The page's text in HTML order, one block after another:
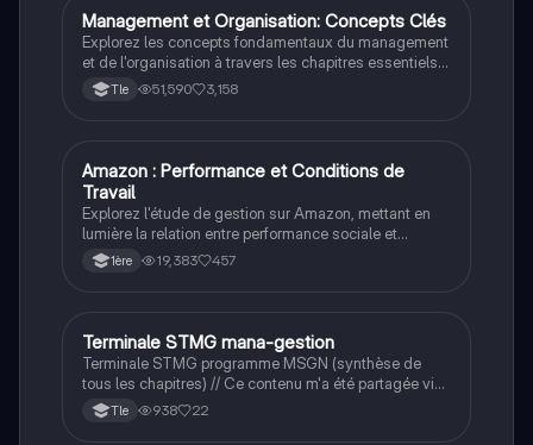
STMG
Management et Organisation: Concepts Clés
Explorez les concepts fondamentaux du management
et de l'organisation à travers les chapitres essentiels
du programme de terminale STMG. Ce résumé couvre
des thèmes tels que la stratégie d'entreprise, la
Idéal pour préparer le BAC et comprendre les enjeux
contemporains du management.
Tle 51,590 3,158
STMG
Amazon : Performance et Conditions de
Travail
Explorez l'étude de gestion sur Amazon, mettant en
lumière la relation entre performance sociale et
commerciale. Ce dossier aborde l'impact des
conditions de travail sur la performance de
en gestion souhaitant comprendre les enjeux
contemporains du e-commerce. Type : Synthèse
d'étude de gestion.
1ère 19,383 457
STMG
Terminale STMG mana-gestion
Terminale STMG programme MSGN (synthèse de
tous les chapitres) // Ce contenu m'a été partagée via
un lien drive sur tiktok je l'ai enregistré ici pour l'avoir
dans ma bibliothèque sur n'importe quelle appareil et
Tle 938 22